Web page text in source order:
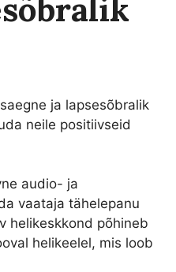
ja lapsesõbralik
neile positiivseid
audio- ja
vaataja tähelepanu
helikeskkond põhineb
helikeelel, mis loob